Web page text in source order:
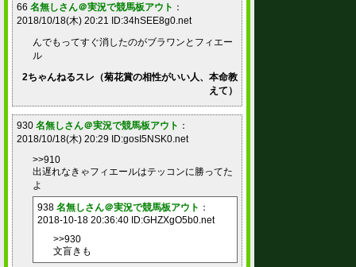
66 名無しさん＠実況で競馬板アウト ：
2018/10/18(木) 20:21 ID:34hSEE8g0.net
んでもってすぐ消したのがブラワンとフィエー
ル
2ちゃんねるスレ（菊花賞の相性がいい人、本命教
えて）
930 名無しさん＠実況で競馬板アウト ：
2018/10/18(木) 20:29 ID:gosI5NSK0.net
>>910
出遅れなきゃフィエールはテッコンに勝ってた
よ
938 名無しさん＠実況で競馬板アウト ：
2018-10-18 20:36:40 ID:GHZXgO5b0.net
>>930
文盲きも